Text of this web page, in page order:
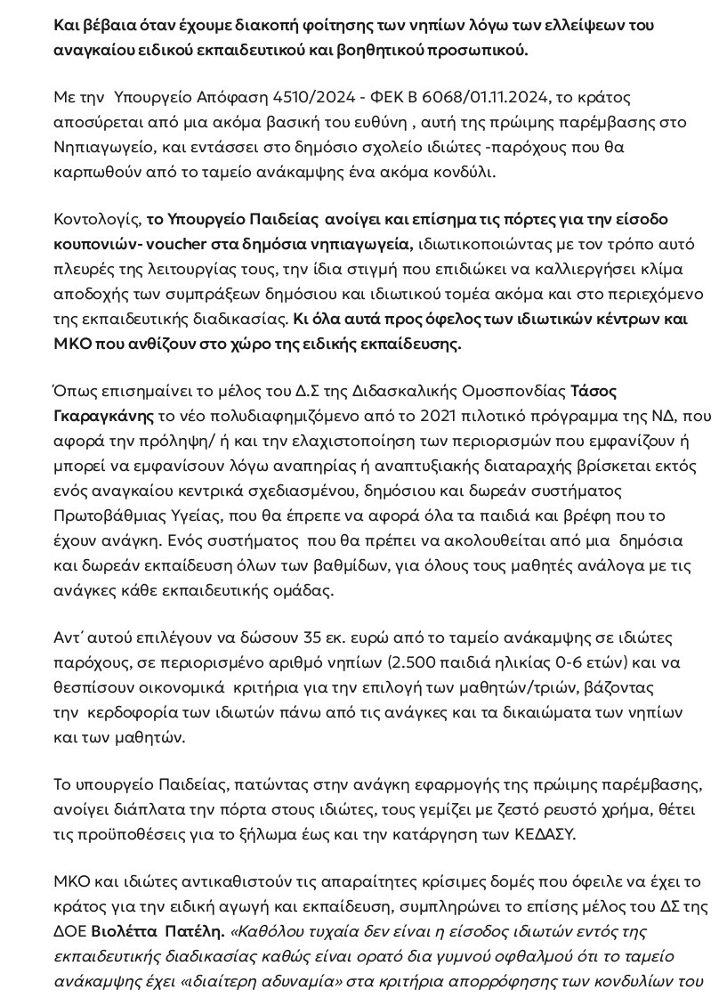
Και βέβαια όταν έχουμε διακοπή φοίτησης των νηπίων λόγω των ελλείψεων του
αναγκαίου ειδικού εκπαιδευτικού και βοηθητικού προσωπικού.
Με την Υπουργείο Απόφαση 4510/2024 - ΦΕΚ Β 6068/01.11.2024, το κράτος
αποσύρεται από μια ακόμα βασική του ευθύνη , αυτή της πρώιμης παρέμβασης στο
Νηπιαγωγείο, και εντάσσει στο δημόσιο σχολείο ιδιώτες -παρόχους που θα
καρπωθούν από το ταμείο ανάκαμψης ένα ακόμα κονδύλι.
Κοντολογίς,το Υπουργείο Παιδείας ανοίγει και επίσημα τις πόρτες για την είσοδο
κουπονιών- voucher στα δημόσια νηπιαγωγεία, ιδιωτικοποιώντας με τον τρόπο αυτό
πλευρές της λειτουργίας τους, την ίδια στιγμή που επιδιώκει να καλλιεργήσει κλίμα
αποδοχής των συμπράξεων δημόσιου και ιδιωτικού τομέα ακόμα και στο περιεχόμενο
της εκπαιδευτικής διαδικασίας. Κι όλα αυτά προς όφελος των ιδιωτικών κέντρων και
ΜΚΟ που ανθίζουν στο χώρο της ειδικής εκπαίδευσης.
Όπως επισημαίνει το μέλος του Δ.Σ της Διδασκαλικής Ομοσπονδίας Τάσος
Γκαραγκάνης το νέο πολυδιαφημιζόμενο από το 2021 πιλοτικό πρόγραμμα της ΝΔ, που
αφορά την πρόληψη/ ή και την ελαχιστοποίηση των περιορισμών που εμφανίζουν ή
μπορεί να εμφανίσουν λόγω αναπηρίας ή αναπτυξιακής διαταραχής βρίσκεται εκτός
ενός αναγκαίου κεντρικά σχεδιασμένου, δημόσιου και δωρεάν συστήματος
Πρωτοβάθμιας Υγείας, που θα έπρεπε να αφορά όλα τα παιδιά και βρέφη που το
έχουν ανάγκη. Ενός συστήματος που θα πρέπει να ακολουθείται από μια δημόσια
και δωρεάν εκπαίδευση όλων των βαθμίδων, για όλους τους μαθητές ανάλογα με τις
ανάγκες κάθε εκπαιδευτικής ομάδας.
Αντ΄ αυτού επιλέγουν να δώσουν 35 εκ. ευρώ από το ταμείο ανάκαμψης σε ιδιώτες
παρόχους, σε περιορισμένο αριθμό νηπίων (2.500 παιδιά ηλικίας 0-6 ετών) και να
θεσπίσουν οικονομικά κριτήρια για την επιλογή των μαθητών/τριών, βάζοντας
την κερδοφορία των ιδιωτών πάνω από τις ανάγκες και τα δικαιώματα των νηπίων
και των μαθητών.
Το υπουργείο Παιδείας, πατώντας στην ανάγκη εφαρμογής της πρώιμης παρέμβασης,
ανοίγει διάπλατα την πόρτα στους ιδιώτες, τους γεμίζει με ζεστό ρευστό χρήμα, θέτει
τις προϋποθέσεις για το ξήλωμα έως και την κατάργηση των ΚΕΔΑΣΥ.
ΜΚΟ και ιδιώτες αντικαθιστούν τις απαραίτητες κρίσιμες δομές που όφειλε να έχει το
κράτος για την ειδική αγωγή και εκπαίδευση, συμπληρώνει το επίσης μέλος του ΔΣ της
ΔΟΕ Βιολέττα Πατέλη. «Καθόλου τυχαία δεν είναι η είσοδος ιδιωτών εντός της
εκπαιδευτικής διαδικασίας καθώς είναι ορατό δια γυμνού οφθαλμού ότι το ταμείο
ανάκαμψης έχει «ιδιαίτερη αδυναμία» στα κριτήρια απορρόφησης των κονδυλίων του